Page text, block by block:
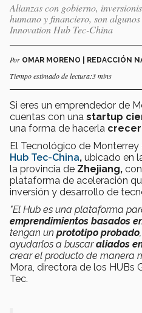
Alianzas con gobierno,
humano y financiero, son
Innovation Hub Tec-China
Por OMAR MORENO | REDACCIÓN
Tiempo estimado de lectura:3 mins
Si eres un emprendedor de
cuentas con una startup
una forma de hacerla crecer
El Tecnológico de Monterrey
Hub Tec-China, ubicado en
la provincia de Zhejiang,
plataforma de aceleración
inversión y desarrollo de
"El Hub es una plataforma
emprendimientos basados
tengan un prototipo probado
ayudarlos a buscaraliados
crear el producto de manera
Mora, directora de los HUBs
Tec.